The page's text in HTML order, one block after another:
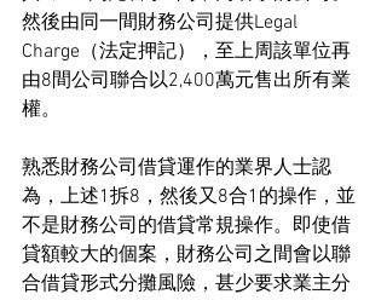
然後由同一間財務公司提供Legal
Charge（法定押記），至上周該單位再
由8間公司聯合以2,400萬元售出所有業
權。
熟悉財務公司借貸運作的業界人士認
為，上述1拆8，然後又8合1的操作，並
不是財務公司的借貸常規操作。即使借
貸額較大的個案，財務公司之間會以聯
合借貸形式分攤風險，甚少要求業主分